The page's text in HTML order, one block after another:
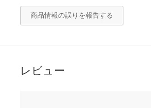
商品情報の誤りを報告する
レビュー